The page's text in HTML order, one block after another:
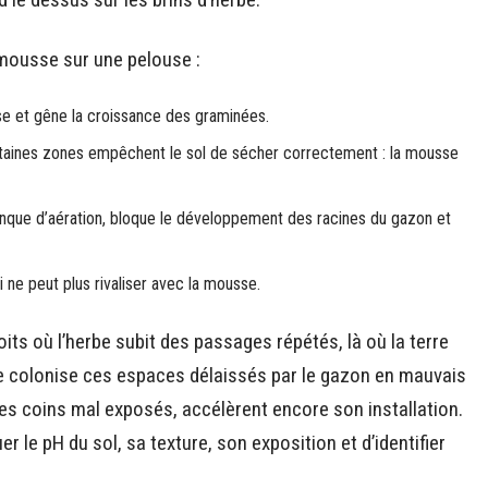
sur une pelouse :
et gêne la croissance des graminées.
zones empêchent le sol de sécher correctement : la mousse
d’aération, bloque le développement des racines du gazon et
peut plus rivaliser avec la mousse.
où l’herbe subit des passages répétés, là où la terre
colonise ces espaces délaissés par le gazon en mauvais
coins mal exposés, accélèrent encore son installation.
le pH du sol, sa texture, son exposition et d’identifier